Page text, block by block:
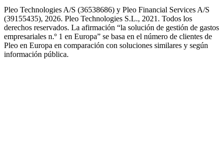
Pleo Technologies A/S (36538686) y Pleo Financial Services A/S
(39155435), 2026. Pleo Technologies S.L., 2021. Todos los
derechos reservados. La afirmación “la solución de gestión de gastos
empresariales n.º 1 en Europa” se basa en el número de clientes de
Pleo en Europa en comparación con soluciones similares y según
información pública.